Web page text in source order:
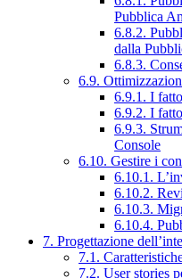
Pubblica
6.8.2.
dalla
6.8.3.
6.9.
6.9.1. I
6.9.2. I
6.9.3.
Console
6.10. Gestire i
6.10.1.
6.10.2.
6.10.3.
6.10.4.
7. Progettazione
7.1.
7.2. User stories